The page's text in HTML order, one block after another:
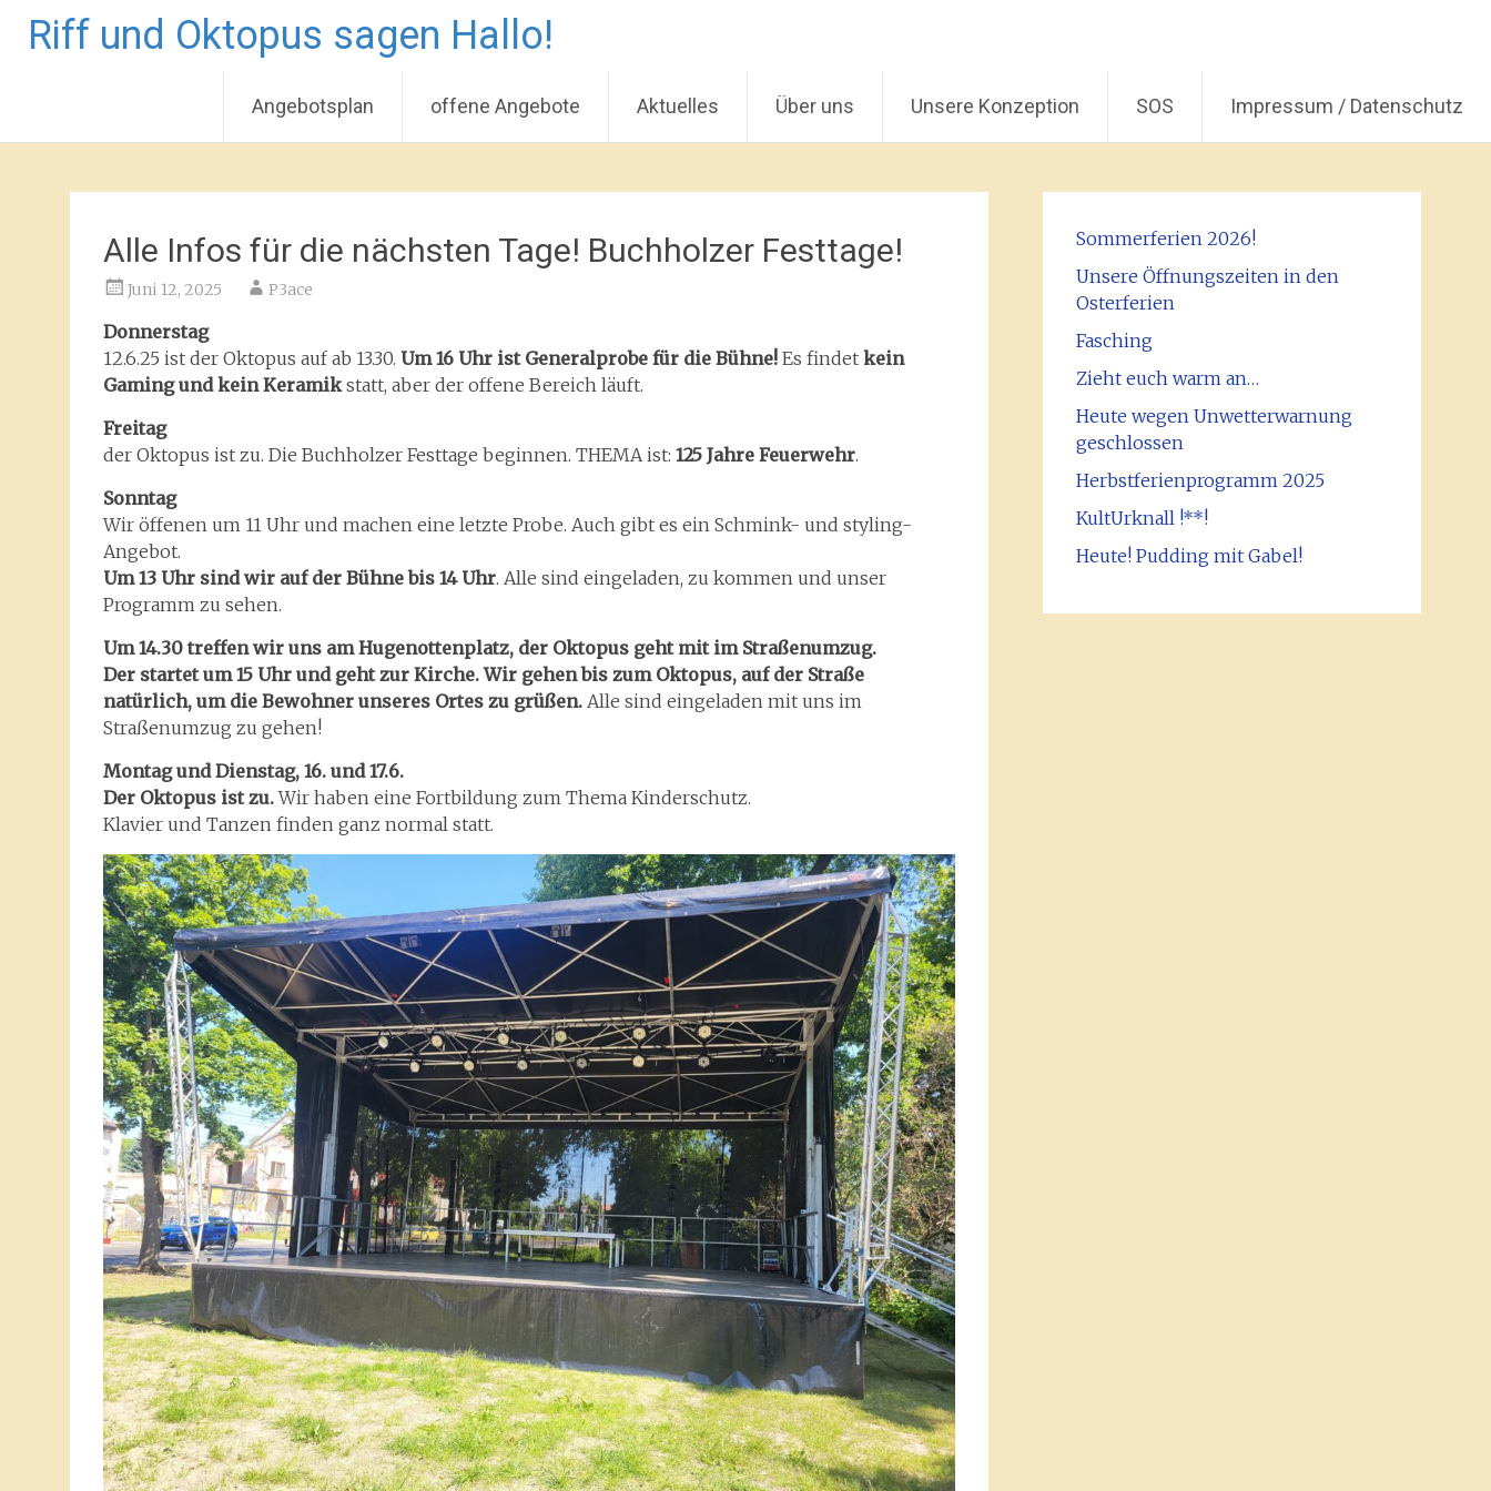
Riff und Oktopus sagen Hallo!
Angebotsplan offene Angebote Aktuelles Über uns Unsere Konzeption SOS Impressum / Datenschutz
Alle Infos für die nächsten Tage! Buchholzer Festtage!
Juni 12, 2025 P3ace
Donnerstag
12.6.25 ist der Oktopus auf ab 13.30. Um 16 Uhr ist Generalprobe für die Bühne! Es findet kein
Gaming und kein Keramikstatt, aber der offene Bereich läuft.
Freitag
der Oktopus ist zu. Die Buchholzer Festtage beginnen. THEMA ist: 125 Jahre Feuerwehr.
Sonntag
Wir öffenen um 11 Uhr und machen eine letzte Probe. Auch gibt es ein Schmink- und styling-
Angebot.
Um 13 Uhr sind wir auf der Bühne bis 14 Uhr. Alle sind eingeladen, zu kommen und unser
Programm zu sehen.
Um 14.30 treffen wir uns am Hugenottenplatz, der Oktopus geht mit im Straßenumzug.
Der startetum 15 Uhr und geht zur Kirche. Wir gehen bis zum Oktopus, auf der Straße
natürlich, um die Bewohner unseres Ortes zu grüßen. Alle sind eingeladen mit uns im
Straßenumzug zu gehen!
Montag und Dienstag, 16. und 17.6.
Der Oktopus ist zu.Wir haben eine Fortbildung zum Thema Kinderschutz.
Klavier und Tanzen finden ganz normal statt.
Sommerferien 2026!
Unsere Öffnungszeiten in den
Osterferien
Fasching
Zieht euch warm an…
Heute wegen Unwetterwarnung
geschlossen
Herbstferienprogramm 2025
KultUrknall !**!
Heute! Pudding mit Gabel!